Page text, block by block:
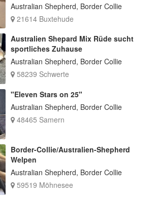
Australian Shepherd, Border Collie
21614 Buxtehude
Australien Shepard Mix Rüde sucht
sportliches Zuhause
Australian Shepherd, Border Collie
58239 Schwerte
"Eleven Stars on 25"
Australian Shepherd, Border Collie
48465 Samern
Border-Collie/Australien-Shepherd
Welpen
Australian Shepherd, Border Collie
59519 Möhnesee